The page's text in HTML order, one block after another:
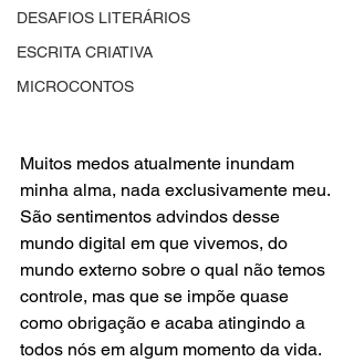
DESAFIOS LITERÁRIOS
ESCRITA CRIATIVA
MICROCONTOS
Muitos medos atualmente inundam
minha alma, nada exclusivamente meu.
São sentimentos advindos desse
mundo digital em que vivemos, do
mundo externo sobre o qual não temos
controle, mas que se impõe quase
como obrigação e acaba atingindo a
todos nós em algum momento da vida.